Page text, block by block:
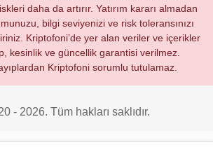
daha da artırır. Yatırım kararı almadan
bilgi seviyenizi ve risk toleransınızı
Kriptofoni’de yer alan veriler ve içerikler
kesinlik ve güncellik garantisi verilmez.
Kriptofoni sorumlu tutulamaz.
- 2026. Tüm hakları saklıdır.